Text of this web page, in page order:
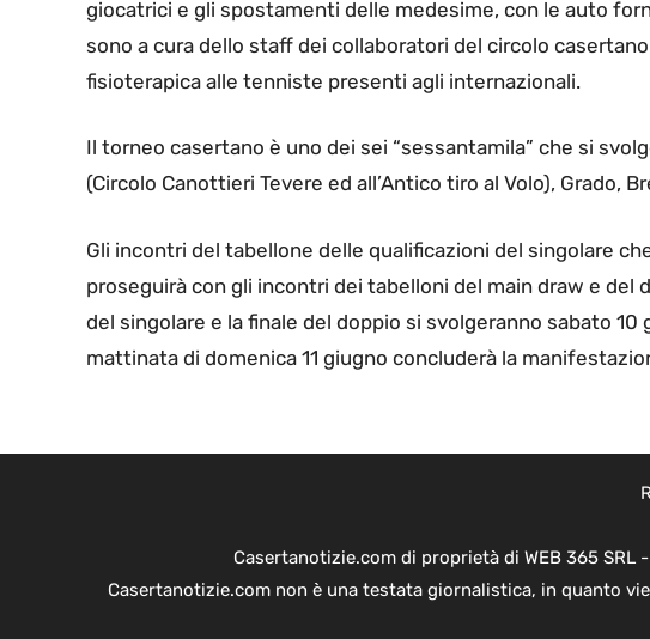
giocatrici e gli spostamenti delle medesime, con le auto
sono a cura dello staff dei collaboratori del circolo
fisioterapica alle tenniste presenti agli internazionali.
Il torneo casertano è uno dei sei “sessantamila” che si
(Circolo Canottieri Tevere ed all’Antico tiro al Volo), Grado,
Gli incontri del tabellone delle qualificazioni del singolare
proseguirà con gli incontri dei tabelloni del main draw e del
del singolare e la finale del doppio si svolgeranno sabato 10
mattinata di domenica 11 giugno concluderà la
Casertanotizie.com di proprietà di WEB 365 SRL
Casertanotizie.com non è una testata giornalistica, in quanto